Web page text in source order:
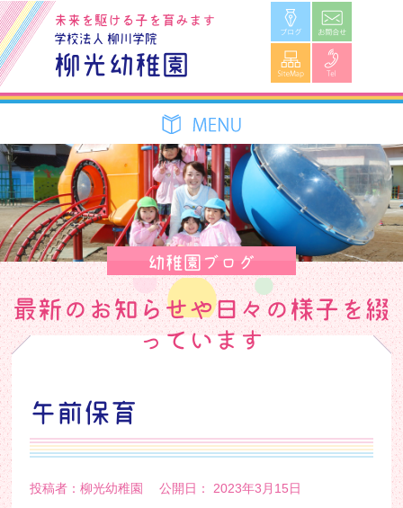
学校法人 柳川学院
柳光幼稚園
未来を駆ける子を育みます ブログ
SiteMap
幼稚園ブログ
最新のお知らせや日々の様子を綴
っています
午前保育
投稿者：柳光幼稚園 公開日： 2023年3月15日